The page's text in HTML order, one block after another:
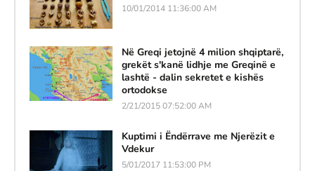
10/01/2014 11:36:00 AM
Në Greqi jetojnë 4 milion shqiptarë,
grekët s'kanë lidhje me Greqinë e
lashtë - dalin sekretet e kishës
ortodokse
2/21/2015 07:52:00 AM
Kuptimi i Ëndërrave me Njerëzit e
Vdekur
5/01/2017 11:53:00 PM